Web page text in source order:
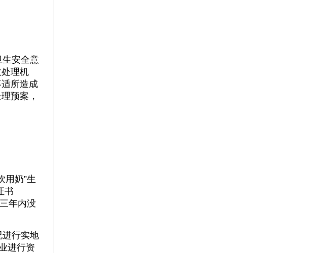
安全意
理机
所造成
预案，
用奶”生
书
年内没
行实地
进行资